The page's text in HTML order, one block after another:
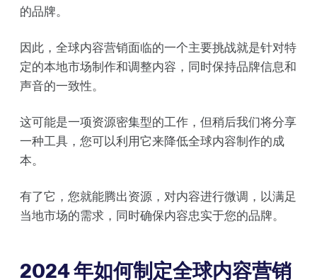
的品牌。
因此，全球内容营销面临的一个主要挑战就是针对特
定的本地市场制作和调整内容，同时保持品牌信息和
声音的一致性。
这可能是一项资源密集型的工作，但稍后我们将分享
一种工具，您可以利用它来降低全球内容制作的成
本。
有了它，您就能腾出资源，对内容进行微调，以满足
当地市场的需求，同时确保内容忠实于您的品牌。
2024 年如何制定全球内容营销